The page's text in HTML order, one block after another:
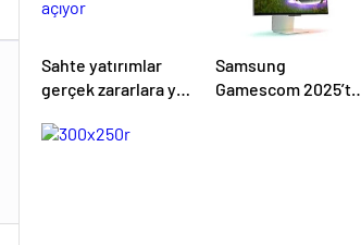
Sahte yatırımlar
gerçek zararlara yol
Samsung
Gamescom 2025’te